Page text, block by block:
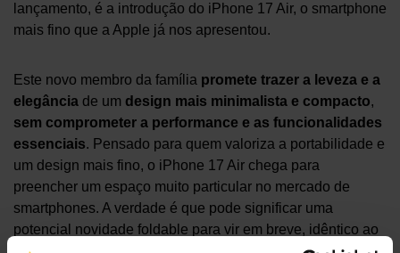
lançamento, é a introdução do iPhone 17 Air, o smartphone
mais fino que a Apple já nos apresentou.
Este novo membro da família promete trazer a leveza e a
elegância de um design mais minimalista e compacto,
sem comprometer a performance e as funcionalidades
essenciais. Pensado para quem valoriza a portabilidade e
um design mais fino, o iPhone 17 Air chega para
preencher um espaço muito particular no mercado de
smartphones. A verdade é que pode significar uma
potencial novidade foldable para vir em breve, idêntico ao